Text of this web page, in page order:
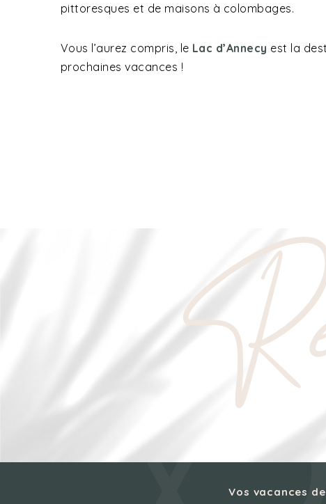
pittoresques et de maisons à colombages.
Vous l’aurez compris, le Lac d’Annecy est la
prochaines vacances !
Vos vacances